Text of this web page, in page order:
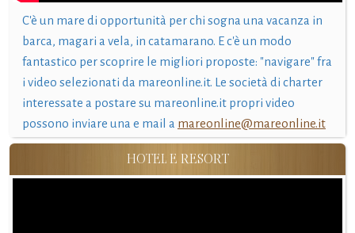
C'è un mare di opportunità per chi sogna una vacanza in
barca, magari a vela, in catamarano. E c'è un modo
fantastico per scoprire le migliori proposte: "navigare" fra
i video selezionati da mareonline.it. Le società di charter
interessate a postare su mareonline.it propri video
possono inviare una e mail a mareonline@mareonline.it
HOTEL E RESORT